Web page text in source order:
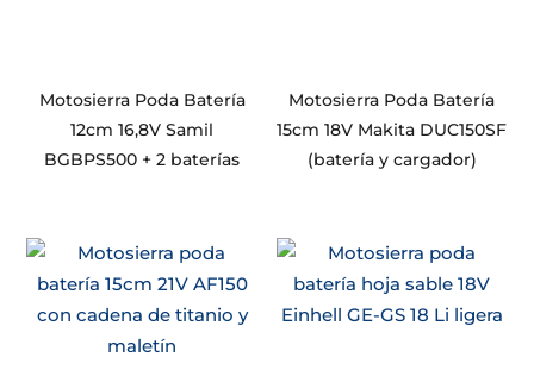
Motosierra Poda Batería
12cm 16,8V Samil
BGBPS500 + 2 baterías
Motosierra Poda Batería
15cm 18V Makita DUC150SF
(batería y cargador)